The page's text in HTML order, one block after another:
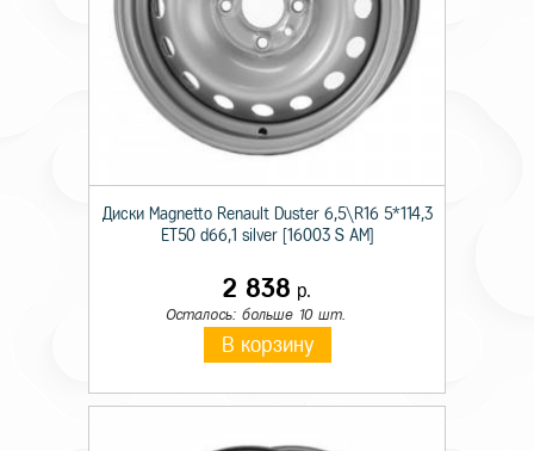
Диски Magnetto Renault Duster 6,5\R16 5*114,3
ET50 d66,1 silver [16003 S AM]
2 838 р.
Осталось: больше 10 шт.
В корзину